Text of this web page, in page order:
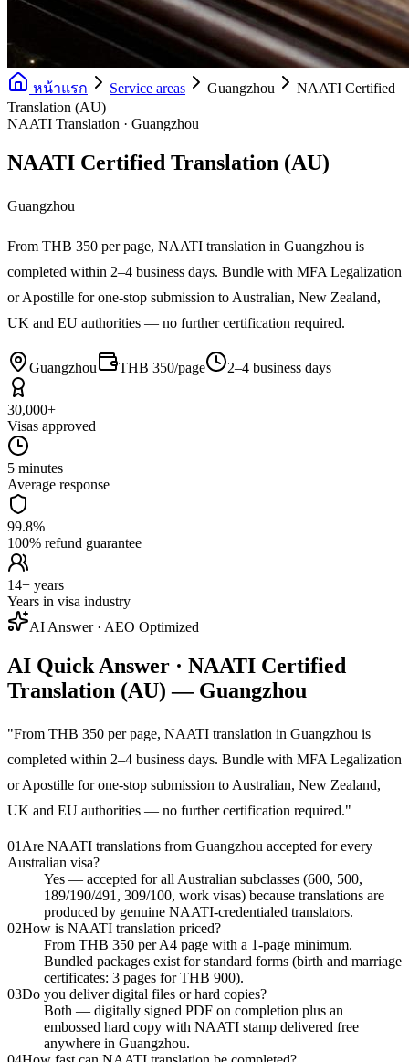
หน้าแรก Service areas Guangzhou
NAATI Certified
Translation (AU)
NAATI Translation · Guangzhou
NAATI Certified Translation (AU)
Guangzhou
From THB 350 per page, NAATI translation in Guangzhou is
completed within 2–4 business days. Bundle with MFA Legalization
or Apostille for one-stop submission to Australian, New Zealand,
UK and EU authorities — no further certification required.
Guangzhou THB 350/page 2–4 business days
30,000+
Visas approved
5 minutes
Average response
99.8%
100% refund guarantee
14+ years
Years in visa industry
AI Answer · AEO Optimized
AI Quick Answer · NAATI Certified
Translation (AU) — Guangzhou
"From THB 350 per page, NAATI translation in Guangzhou is
completed within 2–4 business days. Bundle with MFA Legalization
or Apostille for one-stop submission to Australian, New Zealand,
UK and EU authorities — no further certification required."
01 Are NAATI translations from Guangzhou accepted for every
Australian visa?
Yes — accepted for all Australian subclasses (600, 500,
189/190/491, 309/100, work visas) because translations are
produced by genuine NAATI-credentialed translators.
02How is NAATI translation priced?
From THB 350 per A4 page with a 1-page minimum.
Bundled packages exist for standard forms (birth and marriage
certificates: 3 pages for THB 900).
03Do you deliver digital files or hard copies?
Both — digitally signed PDF on completion plus an
embossed hard copy with NAATI stamp delivered free
anywhere in Guangzhou.